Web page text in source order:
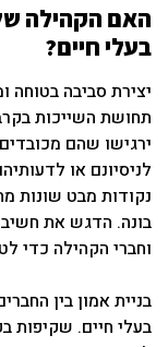
האם הקהילה
בעלי חיים?
יצירת סביבה בטוחה
תחושת השייכות
ירגישו שהם
לניסיונם או
נקודות מבט שונות
בונה. הדגש את
וחברי הקהילה כדי
בניית אמון בין
בעלי חיים. שקיפות